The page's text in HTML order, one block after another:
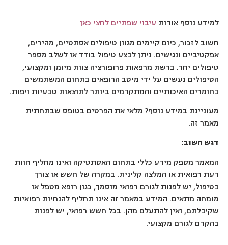
למידע נוסף אודות עיבוי שפתיים לחצי כאן
חשוב לזכור, כיום קיימים מגוון טיפולים אסתטיים, מהירים,
אפקטיביים ונגישים. ניתן לבצע טיפול בודד או לשלב מספר
טיפולים יחד. ברשת מרפאות פרופורציה צוות מיומן ומקצועי,
הטיפולים נעשים על ידי מיטב הרופאים בתחום המשתמשים
בחומרים האיכותיים והמתקדמים ביותר לתוצאות טבעיות ויפות.
מעוניינת במידע נוסף? מלאי את הפרטים בטופס שבתחתית
מאמר זה.
דגש חשוב:
המאמר מספק מידע כללי בתחום האסתטיקה ואינו מחליף חוות
דעת רפואית או המלצה קלינית. במקרה של חשש או צורך
בטיפול, יש לפנות לגורם רפואי מוסמך, כגון רופא מטפל או
מומחה מתאים. המידע במאמר זה אינו תחליף להנחיות רפואיות
שקיבלתם, ואין להתעלם מהן. בכל חשש רפואי, יש לפנות
בהקדם לגורם מקצועי.